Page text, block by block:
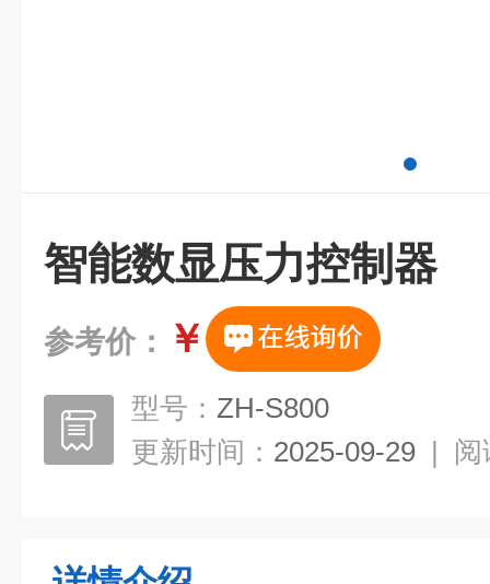
智能数显压力控制器
参考价： ￥
型号： ZH-S800
更新时间： 2025-09-29 | 阅